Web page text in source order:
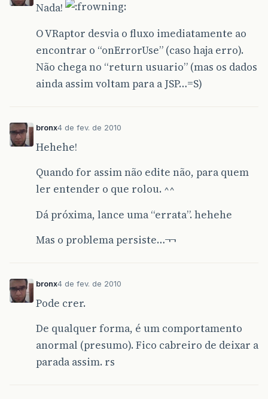
Nada!
O VRaptor desvia o fluxo imediatamente ao
encontrar o “onErrorUse” (caso haja erro).
Não chega no “return usuario” (mas os dados
ainda assim voltam para a JSP…=S)
bronx4 de fev. de 2010
Hehehe!
Quando for assim não edite não, para quem
ler entender o que rolou. ^^
Dá próxima, lance uma “errata”. hehehe
Mas o problema persiste…¬¬
bronx4 de fev. de 2010
Pode crer.
De qualquer forma, é um comportamento
anormal (presumo). Fico cabreiro de deixar a
parada assim. rs